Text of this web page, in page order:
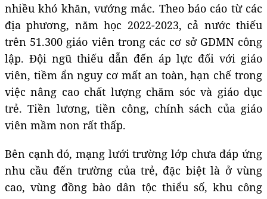
nhiều khó khăn, vướng mắc. Theo báo cáo từ các
địa phương, năm học 2022-2023, cả nước thiếu
trên 51.300 giáo viên trong các cơ sở GDMN công
lập. Đội ngũ thiếu dẫn đến áp lực đối với giáo
viên, tiềm ẩn nguy cơ mất an toàn, hạn chế trong
việc nâng cao chất lượng chăm sóc và giáo dục
trẻ. Tiền lương, tiền công, chính sách của giáo
viên mầm non rất thấp.
Bên cạnh đó, mạng lưới trường lớp chưa đáp ứng
nhu cầu đến trường của trẻ, đặc biệt là ở vùng
cao, vùng đồng bào dân tộc thiểu số, khu công